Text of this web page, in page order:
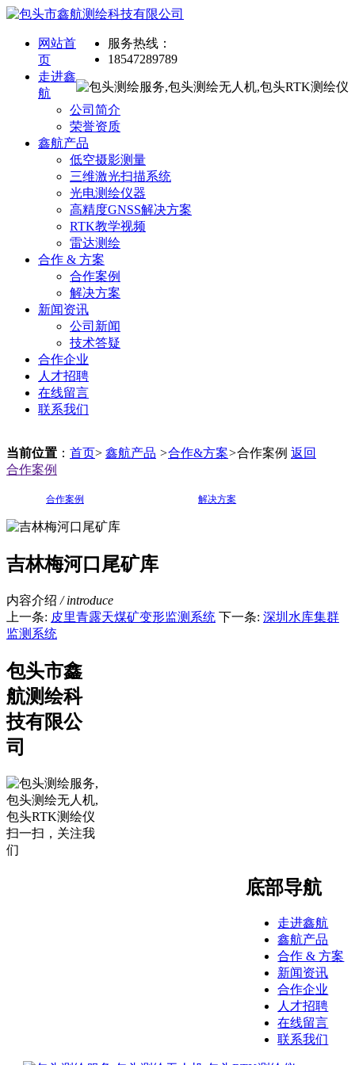
服务热线：
18547289789
网站首
页
走进鑫
航
公司简介
荣誉资质
鑫航产品
低空摄影测量
三维激光扫描系统
光电测绘仪器
高精度GNSS解决方案
RTK教学视频
雷达测绘
合作 & 方案
合作案例
解决方案
新闻资讯
公司新闻
技术答疑
合作企业
人才招聘
在线留言
联系我们
当前位置 ： 首页> 鑫航产品 >合作&方案>合作案例 返回
合作案例
合作案例 解决方案
吉林梅河口尾矿库
内容介绍 / introduce
上一条: 皮里青露天煤矿变形监测系统 下一条: 深圳水库集群
监测系统
包头市鑫
航测绘科
技有限公
司
扫一扫，关注我
们
底部导航
走进鑫航
鑫航产品
合作 & 方案
新闻资讯
合作企业
人才招聘
在线留言
联系我们